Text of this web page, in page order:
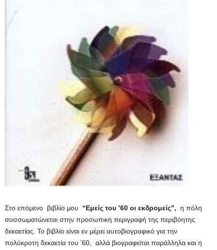
Στο επόμενο βιβλίο μου “Εμείς του ’60 οι εκδρομείς”, η πόλη
συσσωματώνεται στην προσωπική περιγραφή της περιβόητης
δεκαετίας. Το βιβλίο είναι εν μέρει αυτοβιογραφικό για την
πολύκροτη δεκαετία του ’60, αλλά βιογραφείται παράλληλα και η